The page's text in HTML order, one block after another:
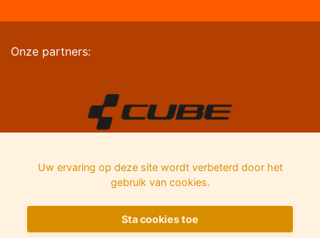
Onze partners:
Uw ervaring op deze site wordt verbeterd door het
gebruik van cookies.
Sta cookies toe